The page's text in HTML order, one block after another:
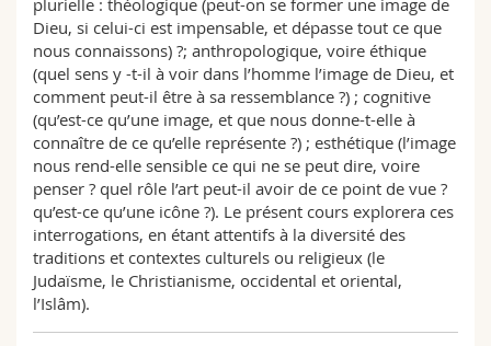
Dieu, si celui-ci est impensable, et dépasse tout ce que
nous connaissons) ?; anthropologique, voire éthique
(quel sens y -t-il à voir dans l’homme l’image de Dieu, et
comment peut-il être à sa ressemblance ?) ; cognitive
(qu’est-ce qu’une image, et que nous donne-t-elle à
connaître de ce qu’elle représente ?) ; esthétique (l’image
nous rend-elle sensible ce qui ne se peut dire, voire
penser ? quel rôle l’art peut-il avoir de ce point de vue ?
qu’est-ce qu’une icône ?). Le présent cours explorera ces
interrogations, en étant attentifs à la diversité des
traditions et contextes culturels ou religieux (le
Judaïsme, le Christianisme, occidental et oriental,
l’Islâm).